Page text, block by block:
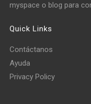
myspace o blog para
Quick Links
Contáctanos
Ayuda
Privacy Policy